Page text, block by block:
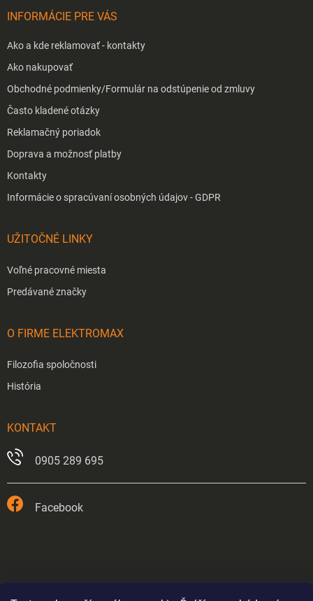
INFORMÁCIE PRE VÁS
Ako a kde reklamovať - kontakty
Ako nakupovať
Obchodné podmienky/Formulár na odstúpenie od zmluvy
Často kladené otázky
Reklamačný poriadok
Doprava a možnosť platby
Kontakty
Informácie o spracúvaní osobných údajov - GDPR
UŽITOČNÉ LINKY
Voľné pracovné miesta
Predávané značky
O FIRME ELEKTROMAX
Filozofia spoločnosti
História
KONTAKT
0905 289 695
Facebook